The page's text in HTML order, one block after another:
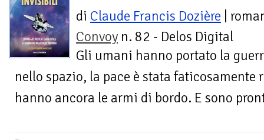
di Claude Francis Dozière |
Convoy n. 82 - Delos Digital
Gli umani hanno portato la
nello spazio, la pace è stata faticosamente
hanno ancora le armi di bordo. E sono